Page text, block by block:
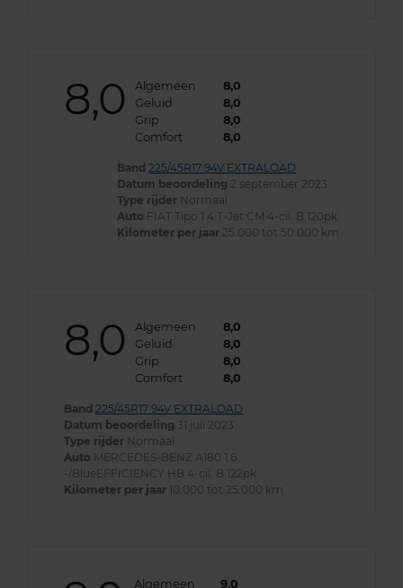
8,0 Algemeen
8,0
Geluid
8,0
Grip
8,0
Comfort
8,0
Band 225/45R17 94V EXTRALOAD
Datum beoordeling 2 september 2023
Type rijder Normaal
Auto FIAT Tipo 1.4 T-Jet CM 4-cil. B 120pk
Kilometer per jaar 25.000 tot 50.000 km
8,0 Algemeen
8,0
Geluid
8,0
Grip
8,0
Comfort
8,0
Band 225/45R17 94V EXTRALOAD
Datum beoordeling 31 juli 2023
Type rijder Normaal
Auto MERCEDES-BENZ A180 1.6
-/BlueEFFICIENCY HB 4-cil. B 122pk
Kilometer per jaar 10.000 tot 25.000 km
Algemeen
9,0